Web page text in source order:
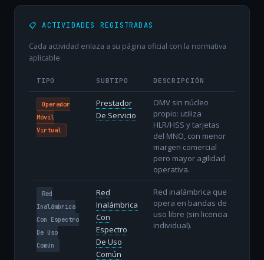
📋 ACTIVIDADES REGISTRADAS
Cada actividad enlaza a su página oficial con la normativa
aplicable.
TIPO SUBTIPO DESCRIPCIÓN
Operador
Móvil
Virtual
Prestador
De Servicio
OMV sin núcleo
propio: utiliza
HLR/HSS y tarjetas
del MNO, con menor
margen comercial
pero mayor agilidad
operativa.
Red
Inalámbrica
Con Espectro
De Uso
Común
Red
Inalámbrica
Con
Espectro
De Uso
Común
Red inalámbrica que
opera en bandas de
uso libre (sin licencia
individual).